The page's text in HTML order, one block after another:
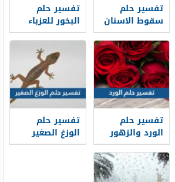
تفسير حلم
سقوط الاسنان
بدون دم في
المنام لابن
سيرين
تفسير حلم
البخور للعزباء
في المنام
والمتزوجة
والحامل
تفسير حلم
الورد والزهور
في المنام لابن
سيرين والإمام
صادق
تفسير حلم
الوزغ الصغير
في المنام